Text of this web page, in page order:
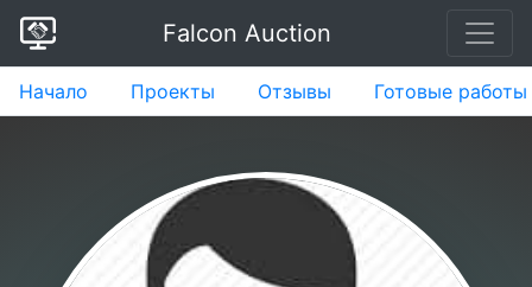
Falcon Auction
Начало Проекты Отзывы Готовые работы